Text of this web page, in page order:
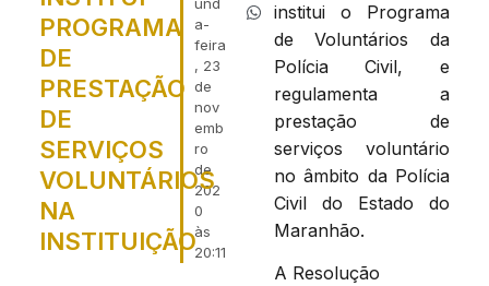
a-
feira
, 23
de
nov
emb
ro
de
202
0
às
20:11
PROGRAMA
DE
PRESTAÇÃO
DE
SERVIÇOS
VOLUNTÁRIOS
NA
INSTITUIÇÃO
institui o Programa
de Voluntários da
Polícia Civil, e
regulamenta a
prestação de
serviços voluntário
no âmbito da Polícia
Civil do Estado do
Maranhão.
A Resolução